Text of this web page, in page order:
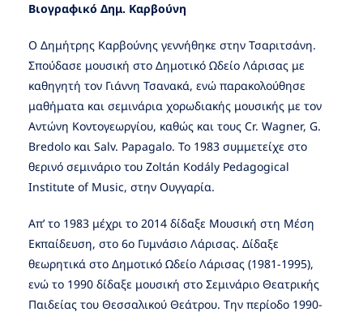
Βιογραφικό Δημ. Καρβούνη
Ο Δημήτρης Καρβούνης γεννήθηκε στην Τσαριτσάνη.
Σπούδασε μουσική στο Δημοτικό Ωδείο Λάρισας με
καθηγητή τον Γιάννη Τσανακά, ενώ παρακολούθησε
μαθήματα και σεμινάρια χορωδιακής μουσικής με τον
Αντώνη Κοντογεωργίου, καθώς και τους Cr. Wagner, G.
Bredolo και Salv. Papagalo. Το 1983 συμμετείχε στο
θερινό σεμινάριο του Zoltán Kodály Pedagogical
Institute of Music, στην Ουγγαρία.
Απ’ το 1983 μέχρι το 2014 δίδαξε Μουσική στη Μέση
Εκπαίδευση, στο 6ο Γυμνάσιο Λάρισας. Δίδαξε
θεωρητικά στο Δημοτικό Ωδείο Λάρισας (1981-1995),
ενώ το 1990 δίδαξε μουσική στο Σεμινάριο Θεατρικής
Παιδείας του Θεσσαλικού Θεάτρου. Την περίοδο 1990-